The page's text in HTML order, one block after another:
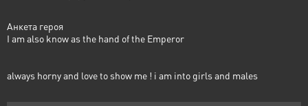
Анкета героя
I am also know as the hand of the Emperor
always horny and love to show me ! i am into girls and males